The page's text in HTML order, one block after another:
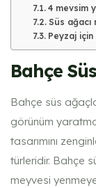
4 mevsim
Süs ağacı
Peyzaj için
Bahçe
Bahçe süs
görünüm
tasarımını
türleridir. Bahçe
meyvesi